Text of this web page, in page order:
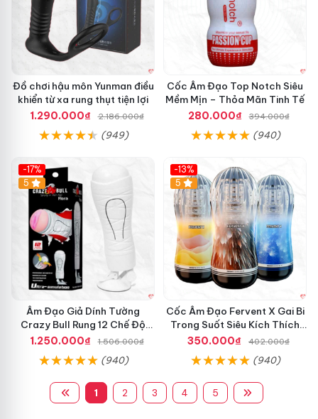
Đồ chơi hậu môn Yunman điều
khiển từ xa rung thụt tiện lợi
1.290.000₫
2.186.000₫
(949)
Cốc Âm Đạo Top Notch Siêu
Mềm Mịn – Thỏa Mãn Tinh Tế
280.000₫
394.000₫
(940)
-17%
5
Âm Đạo Giả Dính Tường
Crazy Bull Rung 12 Chế Độ
Siêu Mạnh
1.250.000₫ 1.506.000₫
(940)
-13%
Hot
5
Cốc Âm Đạo Fervent X Gai Bi
Trong Suốt Siêu Kích Thích
Nam Giới
350.000₫ 402.000₫
(940)
1 2 3 4 5